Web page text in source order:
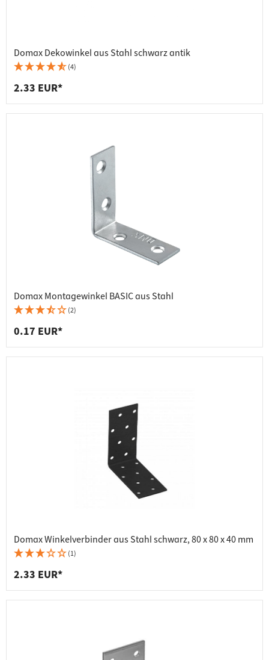
Domax Dekowinkel aus Stahl schwarz antik
(4)
2.33 EUR*
Domax Montagewinkel BASIC aus Stahl
(2)
0.17 EUR*
Domax Winkelverbinder aus Stahl schwarz, 80 x 80 x 40 mm
(1)
2.33 EUR*